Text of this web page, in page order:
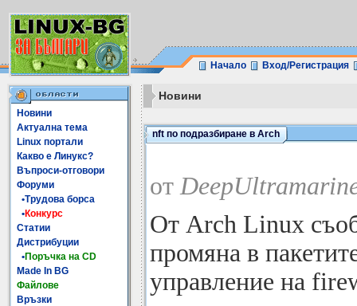
Начало Вход/Регистрация
Новини
Актуална тема
Linux портали
Какво е Линукс?
Въпроси-отговори
Форуми
•Трудова борса
•Конкурс
Статии
Дистрибуции
•Поръчка на CD
Made In BG
Файлове
Връзки
Новини
nft по подразбиране в Arch
от
От Arch Linux
промяна в
управление на